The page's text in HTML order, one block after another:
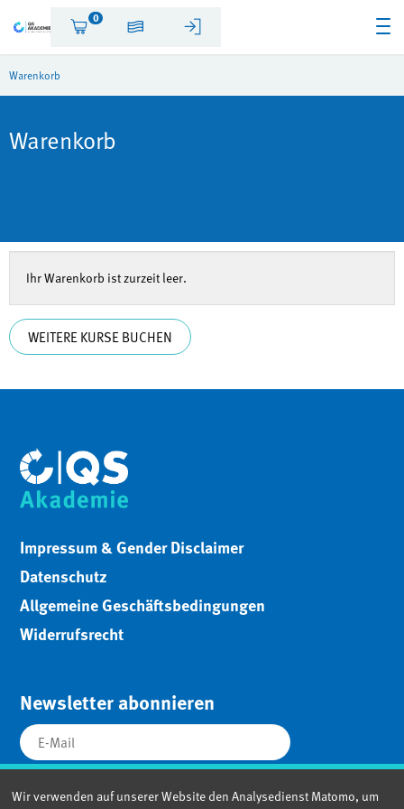
Wir verwenden auf unserer Website den Analysedienst Matomo, um
0
Warenkorb
Warenkorb
Ihr Warenkorb ist zurzeit leer.
WEITERE KURSE BUCHEN
Impressum & Gender Disclaimer
Datenschutz
Allgemeine Geschäftsbedingungen
Widerrufsrecht
Newsletter abonnieren